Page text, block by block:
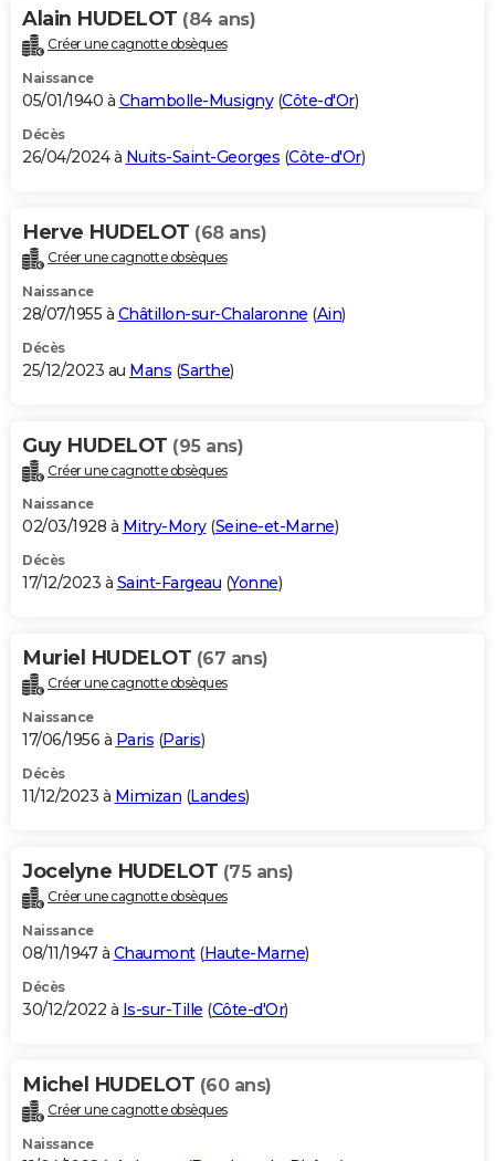
Alain HUDELOT (84 ans)
Créer une cagnotte obsèques
Naissance
05/01/1940 à Chambolle-Musigny(Côte-d'Or)
Décès
26/04/2024 à Nuits-Saint-Georges (Côte-d'Or)
Herve HUDELOT (68 ans)
Créer une cagnotte obsèques
Naissance
28/07/1955 à Châtillon-sur-Chalaronne (Ain)
Décès
25/12/2023 au Mans (Sarthe)
Guy HUDELOT (95 ans)
Créer une cagnotte obsèques
Naissance
02/03/1928 à Mitry-Mory(Seine-et-Marne)
Décès
17/12/2023 à Saint-Fargeau (Yonne)
Muriel HUDELOT (67 ans)
Créer une cagnotte obsèques
Naissance
17/06/1956 à Paris (Paris)
Décès
11/12/2023 à Mimizan (Landes)
Jocelyne HUDELOT (75 ans)
Créer une cagnotte obsèques
Naissance
08/11/1947 à Chaumont(Haute-Marne)
Décès
30/12/2022 à Is-sur-Tille (Côte-d'Or)
Michel HUDELOT (60 ans)
Créer une cagnotte obsèques
Naissance